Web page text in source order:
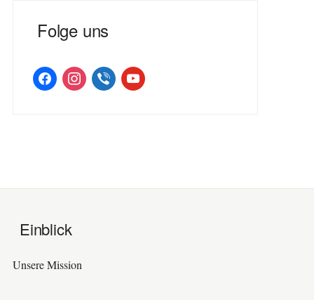
Folge uns
facebookinstagramviber youtube
Einblick
Unsere Mission